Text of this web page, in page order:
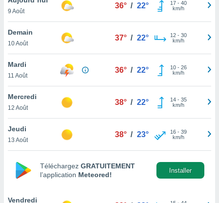
et
»,
au
vous
qu'ils
ou
le
ainsi
un
la
9 Août
36° / 22° 17- 40
km/h
Demain
10 Août
37° / 22° 12- 30
km/h
Mardi
11 Août
36° / 22° 10- 26
km/h
Mercredi
12 Août
38° / 22° 14- 35
km/h
Jeudi
13 Août
38° / 23° 16- 39
km/h
Téléchargez GRATUITEMENT
l’application Meteored!
Installer
Vendredi